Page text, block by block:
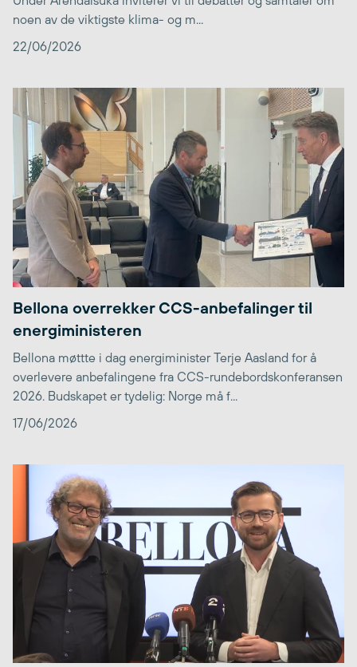
noen av de viktigste klima- og m...
22/06/2026
Bellona overrekker CCS-anbefalinger til
energiministeren
Bellona møttte i dag energiminister Terje Aasland for å
overlevere anbefalingene fra CCS-rundebordskonferansen
2026. Budskapet er tydelig: Norge må f...
17/06/2026